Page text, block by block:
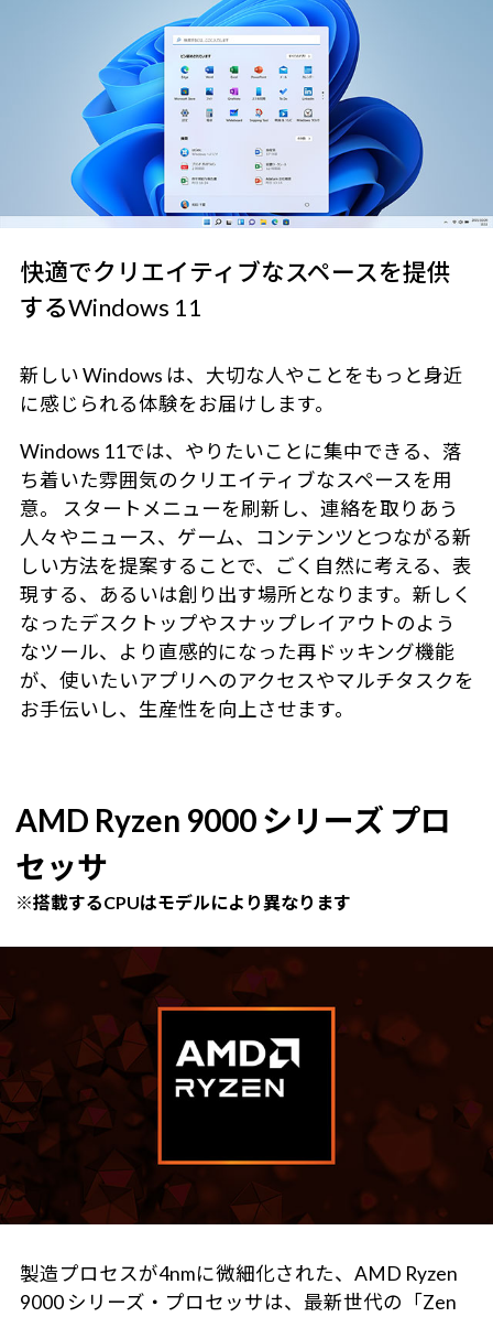
快適でクリエイティブなスペースを提供
するWindows 11
新しい Windows は、大切な人やことをもっと身近
に感じられる体験をお届けします。
Windows 11では、やりたいことに集中できる、落
ち着いた雰囲気のクリエイティブなスペースを用
意。 スタートメニューを刷新し、連絡を取りあう
人々やニュース、ゲーム、コンテンツとつながる新
しい方法を提案することで、ごく自然に考える、表
現する、あるいは創り出す場所となります。新しく
なったデスクトップやスナップレイアウトのよう
なツール、より直感的になった再ドッキング機能
が、使いたいアプリへのアクセスやマルチタスクを
お手伝いし、生産性を向上させます。
AMD Ryzen 9000 シリーズ プロ
セッサ
※搭載するCPUはモデルにより異なります
製造プロセスが4nmに微細化された、AMD Ryzen
9000 シリーズ・プロセッサは、最新世代の「Zen